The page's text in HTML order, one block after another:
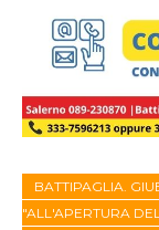
BATTIPAGLIA.
"ALL'APERTURA